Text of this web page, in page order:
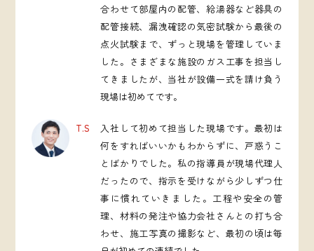
合わせて部屋内の配管、給湯器など器具の
配管接続、漏洩確認の気密試験から最後の
点火試験まで、ずっと現場を管理していま
した。さまざまな施設のガス工事を担当し
てきましたが、当社が設備一式を請け負う
現場は初めてです。
T.S
入社して初めて担当した現場です。最初は
何をすればいいかもわからずに、戸惑うこ
とばかりでした。私の指導員が現場代理人
だったので、指示を受けながら少しずつ仕
事に慣れていきました。工程や安全の管
理、材料の発注や協力会社さんとの打ち合
わせ、施工写真の撮影など、最初の頃は毎